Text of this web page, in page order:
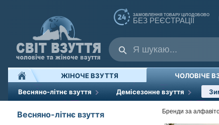
ЗАМОВЛЕННЯ ТОВАРУ ЦІЛОДОБОВО
БЕЗ РЕЄСТРАЦІЇ
ЖІНОЧЕ ВЗУТТЯ
ЧОЛОВІЧЕ
Весняно-літнє взуття
Демісезонне взуття
Весняно-літнє взуття Бренди за